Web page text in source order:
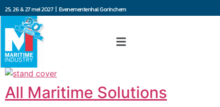
25, 26 & 27 mei 2027 | Evenementenhal Gorinchem
All Maritime Solutions